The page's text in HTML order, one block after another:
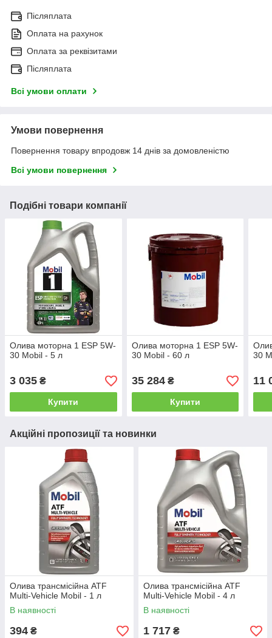
Післяплата
Оплата на рахунок
Оплата за реквізитами
Післяплата
Всі умови оплати
Умови повернення
Повернення товару впродовж 14 днів за домовленістю
Всі умови повернення
Подібні товари компанії
Олива моторна 1 ESP 5W-
30 Mobil - 5 л
3 035 ₴
Купити
Олива моторна 1 ESP 5W-
30 Mobil - 60 л
35 284₴
Купити
30
11
Акційні пропозиції та новинки
Олива трансмісійна ATF
Multi-Vehicle Mobil - 1 л
В наявності
394 ₴
Олива трансмісійна ATF
Multi-Vehicle Mobil - 4 л
В наявності
1 717 ₴